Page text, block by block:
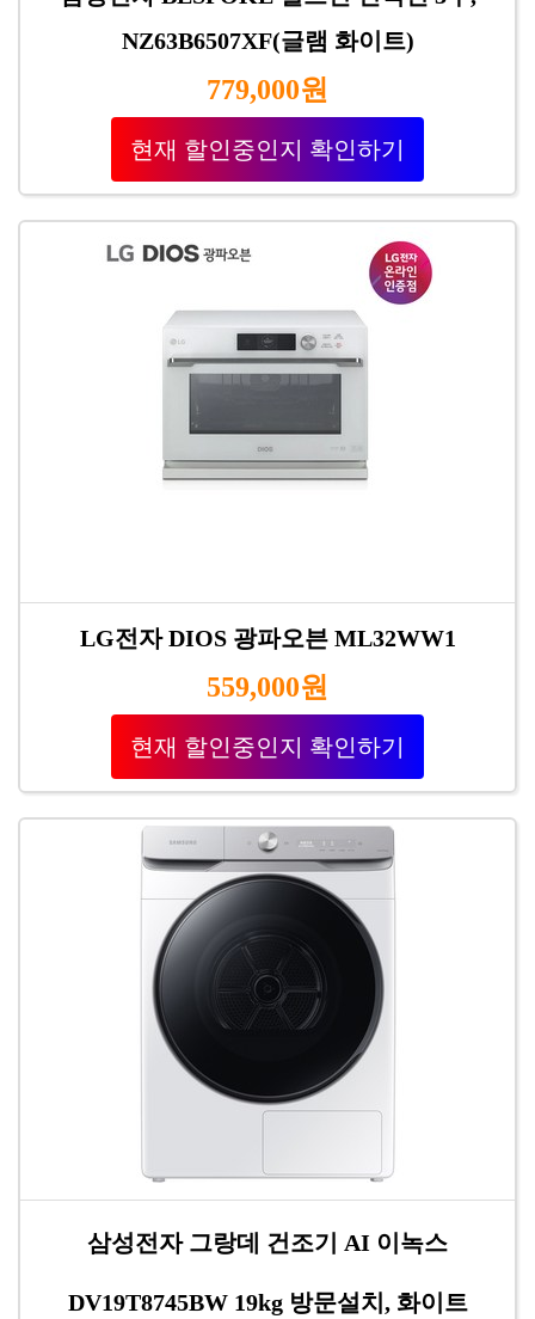
NZ63B6507XF(글램 화이트)
779,000원
현재 할인중인지 확인하기
LG전자 DIOS 광파오븐 ML32WW1
559,000원
현재 할인중인지 확인하기
삼성전자 그랑데 건조기 AI 이녹스
DV19T8745BW 19kg 방문설치, 화이트